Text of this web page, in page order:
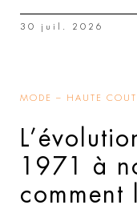
30 juil. 2026
MODE – HAUTE
1971 à
comment